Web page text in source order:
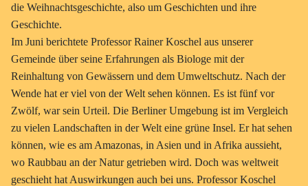
die Weihnachtsgeschichte, also um Geschichten und ihre
Geschichte.
Im Juni berichtete Professor Rainer Koschel aus unserer
Gemeinde über seine Erfahrungen als Biologe mit der
Reinhaltung von Gewässern und dem Umweltschutz. Nach der
Wende hat er viel von der Welt sehen können. Es ist fünf vor
Zwölf, war sein Urteil. Die Berliner Umgebung ist im Vergleich
zu vielen Landschaften in der Welt eine grüne Insel. Er hat sehen
können, wie es am Amazonas, in Asien und in Afrika aussieht,
wo Raubbau an der Natur getrieben wird. Doch was weltweit
geschieht hat Auswirkungen auch bei uns. Professor Koschel